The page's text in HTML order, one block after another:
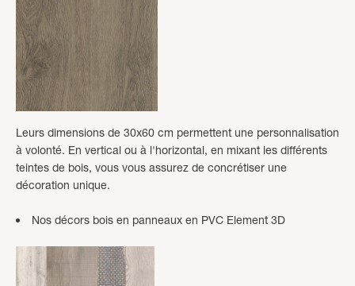
Leurs dimensions de 30x60 cm permettent une personnalisation
à volonté. En vertical ou à l'horizontal, en mixant les différents
teintes de bois, vous vous assurez de concrétiser une
décoration unique.
Nos décors bois en panneaux en PVC Element 3D